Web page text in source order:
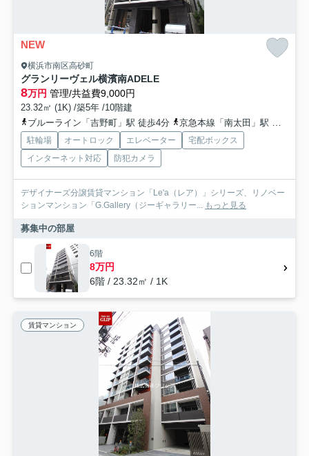
NEW
横浜市南区高砂町
グランリーヴェル横濱南ADELE
8万円 管理/共益費9,000円
23.32㎡ (1K) /築5年 /10階建
ブルーライン「吉野町」駅 徒歩4分
京急本線「南太田」駅 徒歩11分
駐輪場 オートロック エレベーター
宅配ボックス
インターネット対応
防犯カメラ
デザイナーズ分譲賃貸マンション「Le'a（レア）」シリーズ、リノベー
ションマンション「G.Gallery（ジーギャラリー... もっと見る
募集中の部屋
6階
8万円
6階 / 23.32㎡ / 1K
賃貸マンション